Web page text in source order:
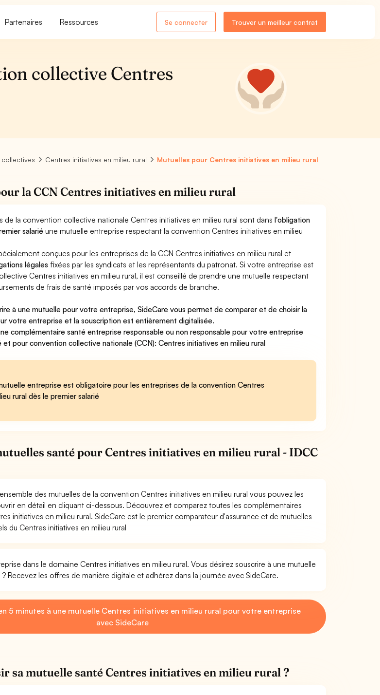
Partenaires Ressources Se connecter Trouver un meilleur contrat
collective Centres
Centres initiatives en milieu rural Mutuelles pour Centres initiatives en milieu rural
la CCN Centres initiatives en milieu rural
de la convention collective nationale Centres initiatives en milieu rural sont dansl'obligation
salarié une mutuelle entreprise respectant la convention Centres initiatives en milieu
conçues pour les entreprises de la CCN Centres initiatives en milieu rural et
légales fixées par les syndicats et les représentants du patronat. Si votre entreprise est
Centres initiatives en milieu rural, il est conseillé de prendre une mutuelle respectant
de frais de santé imposés par vos accords de branche.
à une mutuelle pour votre entreprise, SideCare vous permet decomparer et de choisir la
votre entreprise et la souscription est entièrement digitalisée.
complémentaire santé entrepriseresponsable ou non responsable pour votre entreprise
pour convention collective nationale (CCN): Centres initiatives en milieu rural
entreprise est obligatoire pour les entreprises de la convention Centres
rural dès le premier salarié
santé pour Centres initiatives en milieu rural - IDCC
des mutuelles de la convention Centres initiatives en milieu rural vous pouvez les
en détail en cliquant ci-dessous. Découvrez et comparez toutes les complémentaires
initiatives en milieu rural. SideCare est le premier comparateur d'assurance et de mutuelles
du Centres initiatives en milieu rural
dans le domaine Centres initiatives en milieu rural. Vous désirez souscrire à une mutuelle
Recevez les offres de manière digitale et adhérez dans la journée avec SideCare.
5 minutes à une mutuelle Centres initiatives en milieu rural pour votre entreprise
avec SideCare
sa mutuelle santé Centres initiatives en milieu rural ?